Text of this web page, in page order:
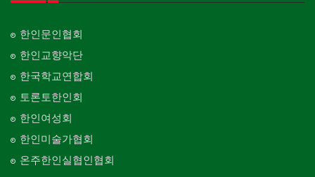
한인문인협회
한인교향악단
한국학교연합회
토론토한인회
한인여성회
한인미술가협회
온주한인실협인협회